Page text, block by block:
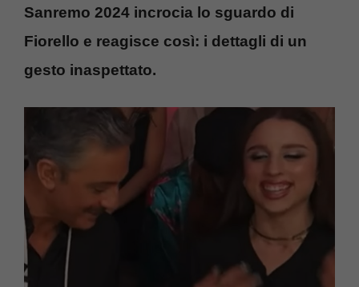
Sanremo 2024 incrocia lo sguardo di
Fiorello e reagisce così: i dettagli di un
gesto inaspettato.